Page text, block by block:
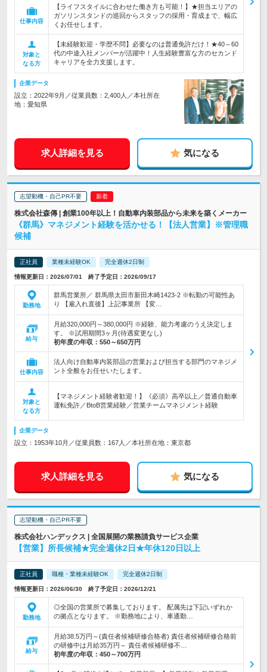
仕事内容
【ライフスタイルに合わせた働き方も可能！】★担当エリアの
ガソリンスタンドの巡回からスタッフの採用・育成まで、幅広
くお任せします。
対象と
なる方
【未経験歓迎・学歴不問】必要なのは普通免許だけ！★40～60
代の中途入社メンバーが活躍中！人生経験豊富な方のセカンド
キャリアを全力支援します。
企業データ
設立：2022年9月／従業員数：2,400人／本社所在
地：愛知県
求人詳細を見る 気になる
志望動機・自己PR不要
株式会社森傳 | 創業100年以上！自動車内装部品から未来を築くメーカー
《群馬》マネジメント経験を活かせる！【法人営業】※管理職
候補
正社員 業種未経験OK 完全週休2日制
情報更新日：2026/07/01 終了予定日：2026/09/17
勤務地
群馬営業所／ 群馬県太田市新田木崎1423‐2 ※転勤の可能性あ
り 【雇入れ直後】上記事業所 【変…
給与
月給320,000円～380,000円 ※経験、能力考慮のうえ決定しま
す。 ※試用期間3ヶ月(待遇変更なし)
初年度の年収： 550～650万円
仕事内容
法人向け自動車内装部品の営業および担当する部門のマネジメ
ント全般をお任せいたします。
対象と
なる方
【マネジメント経験者歓迎！】《必須》高卒以上／普通自動車
運転免許／BtoB営業経験／営業チームマネジメント経験
企業データ
設立：1953年10月／従業員数：167人／本社所在地：東京都
求人詳細を見る 気になる
志望動機・自己PR不要
株式会社ハンデックス | 全国展開の業務請負サービス企業
【営業】所長候補★完全週休2日★年休120日以上
正社員 職種・業種未経験OK 完全週休2日制
情報更新日：2026/06/30 終了予定日：2026/12/21
勤務地
◎全国の営業所で募集しております。 配属先は下記いずれか
の拠点となります。 ※勤務地により、車通勤…
給与
月給38.5万円～(責任者候補研修合格者) 責任者候補研修合格前
の研修中は月給35万円～ 責任者候補研修不…
初年度の年収： 450～700万円